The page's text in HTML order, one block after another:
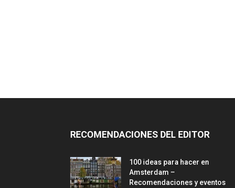
RECOMENDACIONES DEL EDITOR
100 ideas para hacer en
Amsterdam –
Recomendaciones y eventos